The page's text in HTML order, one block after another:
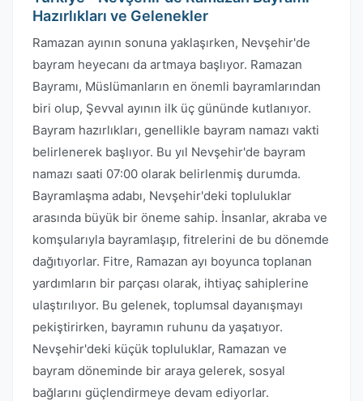
Hazırlıkları ve Gelenekler
Ramazan ayının sonuna yaklaşırken, Nevşehir'de
bayram heyecanı da artmaya başlıyor. Ramazan
Bayramı, Müslümanların en önemli bayramlarından
biri olup, Şevval ayının ilk üç gününde kutlanıyor.
Bayram hazırlıkları, genellikle bayram namazı vakti
belirlenerek başlıyor. Bu yıl Nevşehir'de bayram
namazı saati 07:00 olarak belirlenmiş durumda.
Bayramlaşma adabı, Nevşehir'deki topluluklar
arasında büyük bir öneme sahip. İnsanlar, akraba ve
komşularıyla bayramlaşıp, fitrelerini de bu dönemde
dağıtıyorlar. Fitre, Ramazan ayı boyunca toplanan
yardımların bir parçası olarak, ihtiyaç sahiplerine
ulaştırılıyor. Bu gelenek, toplumsal dayanışmayı
pekiştirirken, bayramın ruhunu da yaşatıyor.
Nevşehir'deki küçük topluluklar, Ramazan ve
bayram döneminde bir araya gelerek, sosyal
bağlarını güçlendirmeye devam ediyorlar.